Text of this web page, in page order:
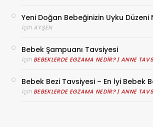
Yeni Doğan Bebeğinizin Uyku Düzeni
için AYŞEN
Bebek Şampuanı Tavsiyesi
için BEBEKLERDE EGZAMA NEDIR? | ANNE
Bebek Bezi Tavsiyesi – En İyi Bebek
için BEBEKLERDE EGZAMA NEDIR? | ANNE